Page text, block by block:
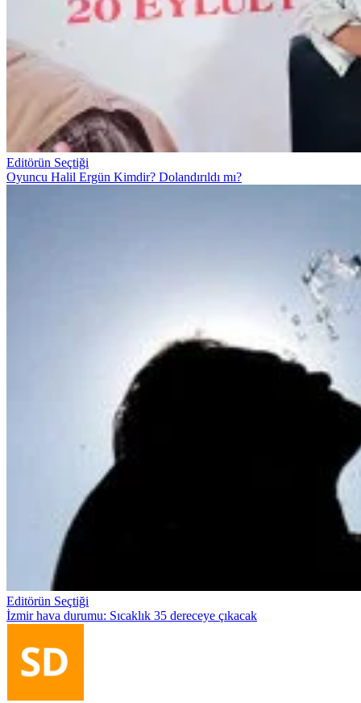
Editörün Seçtiği
Oyuncu Halil Ergün Kimdir? Dolandırıldı mı?
Editörün Seçtiği
İzmir hava durumu: Sıcaklık 35 dereceye çıkacak